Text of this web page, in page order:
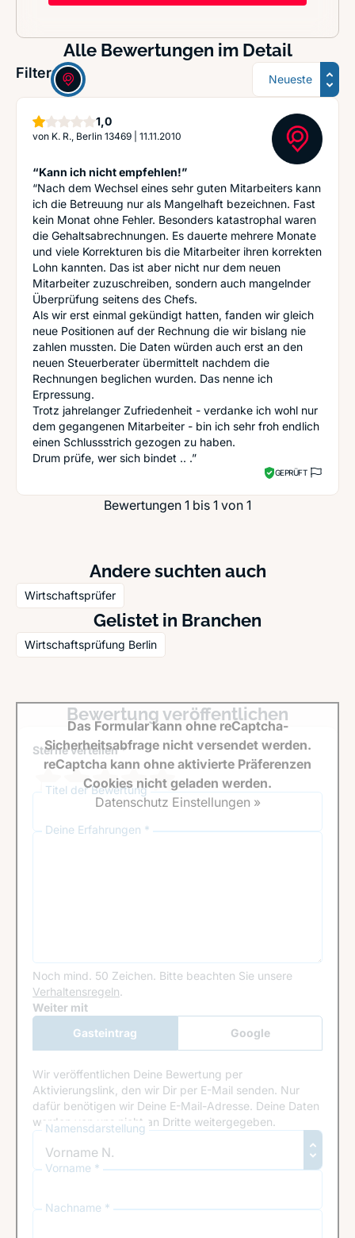
Alle Bewertungen im Detail
Filter: Sortierung
1,0Stern
von K. R., Berlin 13469 11.11.2010
“Kann ich nicht empfehlen!”
“Nach dem Wechsel eines sehr guten Mitarbeiters kann
ich die Betreuung nur als Mangelhaft bezeichnen. Fast
kein Monat ohne Fehler. Besonders katastrophal waren
die Gehaltsabrechnungen. Es dauerte mehrere Monate
und viele Korrekturen bis die Mitarbeiter ihren korrekten
Lohn kannten. Das ist aber nicht nur dem neuen
Mitarbeiter zuzuschreiben, sondern auch mangelnder
Überprüfung seitens des Chefs.
Als wir erst einmal gekündigt hatten, fanden wir gleich
neue Positionen auf der Rechnung die wir bislang nie
zahlen mussten. Die Daten würden auch erst an den
neuen Steuerberater übermittelt nachdem die
Rechnungen beglichen wurden. Das nenne ich
Erpressung.
Trotz jahrelanger Zufriedenheit - verdanke ich wohl nur
dem gegangenen Mitarbeiter - bin ich sehr froh endlich
einen Schlussstrich gezogen zu haben.
Drum prüfe, wer sich bindet .. .”
GEPRÜFT
Bewertungen 1 bis 1 von 1
Andere suchten auch
Wirtschaftsprüfer
Gelistet in Branchen
Wirtschaftsprüfung Berlin
Bewertung veröffentlichen
Sterne verteilen *
Titel der Bewertung
Deine Erfahrungen *
Noch mind. 50 Zeichen. Bitte beachten Sie unsere
Verhaltensregeln.
Google Recaptcha
Weiter mit
Gasteintrag
Google
Anmeldung
Wir veröffentlichen Deine Bewertung per
Aktivierungslink, den wir Dir per E-Mail senden. Nur
dafür benötigen wir Deine E-Mail-Adresse. Deine Daten
werden von uns nicht an Dritte weitergegeben.
Namensdarstellung
Vorname *
Nachname *
Das Formular kann ohne reCaptcha-
Sicherheitsabfrage nicht versendet werden.
reCaptcha kann ohne aktivierte Präferenzen
Cookies nicht geladen werden.
Datenschutz Einstellungen »